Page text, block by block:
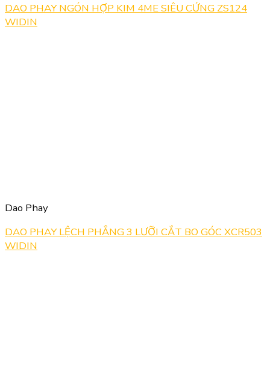
DAO PHAY NGÓN HỢP KIM 4ME SIÊU CỨNG ZS124
WIDIN
Dao Phay
DAO PHAY LỆCH PHẲNG 3 LƯỠI CẮT BO GÓC XCR503
WIDIN